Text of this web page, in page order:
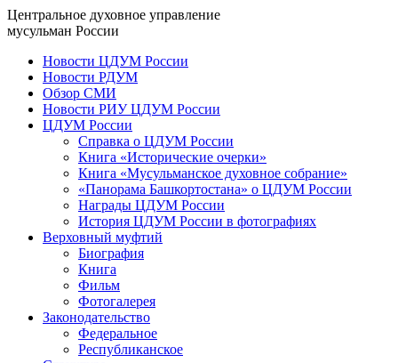
Центральное духовное управление
мусульман России
Новости ЦДУМ России
Новости РДУМ
Обзор СМИ
Новости РИУ ЦДУМ России
ЦДУМ России
Справка о ЦДУМ России
Книга «Исторические очерки»
Книга «Мусульманское духовное собрание»
«Панорама Башкортостана» о ЦДУМ России
Награды ЦДУМ России
История ЦДУМ России в фотографиях
Верховный муфтий
Биография
Книга
Фильм
Фотогалерея
Законодательство
Федеральное
Республиканское